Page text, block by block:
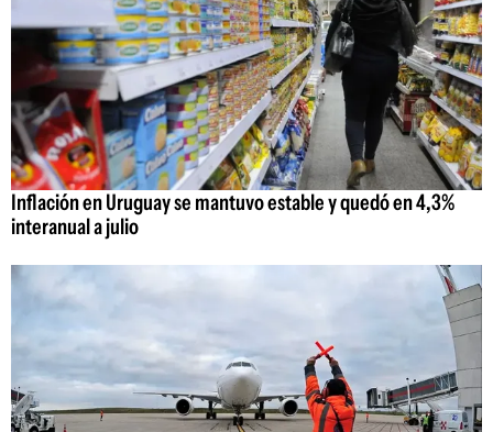
Inflación en Uruguay se mantuvo estable y quedó en 4,3%
interanual a julio